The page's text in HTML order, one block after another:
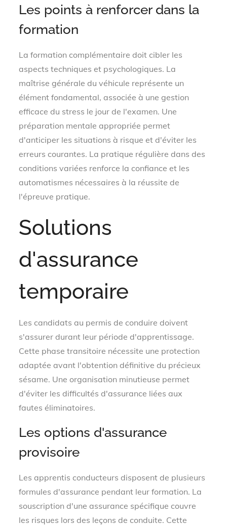
Les points à renforcer dans la
formation
La formation complémentaire doit cibler les
aspects techniques et psychologiques. La
maîtrise générale du véhicule représente un
élément fondamental, associée à une gestion
efficace du stress le jour de l'examen. Une
préparation mentale appropriée permet
d'anticiper les situations à risque et d'éviter les
erreurs courantes. La pratique régulière dans des
conditions variées renforce la confiance et les
automatismes nécessaires à la réussite de
l'épreuve pratique.
Solutions
d'assurance
temporaire
Les candidats au permis de conduire doivent
s'assurer durant leur période d'apprentissage.
Cette phase transitoire nécessite une protection
adaptée avant l'obtention définitive du précieux
sésame. Une organisation minutieuse permet
d'éviter les difficultés d'assurance liées aux
fautes éliminatoires.
Les options d'assurance
provisoire
Les apprentis conducteurs disposent de plusieurs
formules d'assurance pendant leur formation. La
souscription d'une assurance spécifique couvre
les risques lors des leçons de conduite. Cette